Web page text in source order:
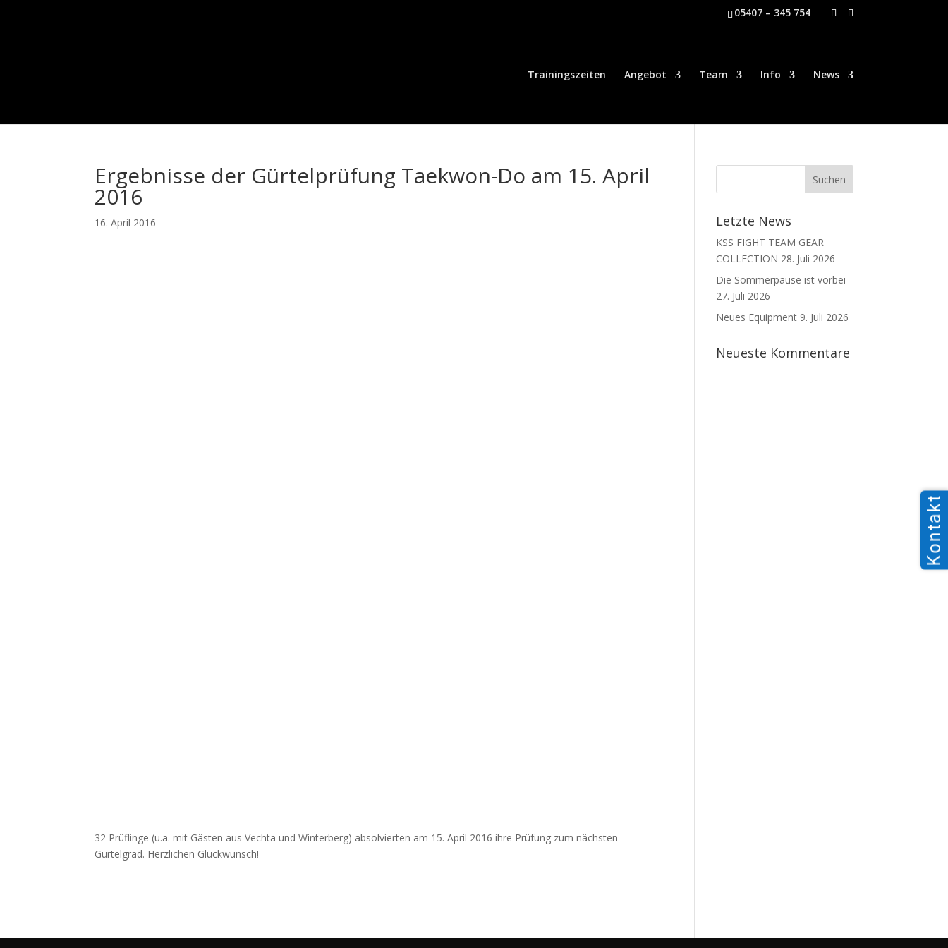
05407 – 345 754
Trainingszeiten Angebot Team Info News
Ergebnisse der Gürtelprüfung Taekwon-Do am 15. April
2016
16. April 2016
32 Prüflinge (u.a. mit Gästen aus Vechta und Winterberg) absolvierten am 15. April 2016 ihre Prüfung zum nächsten
Gürtelgrad. Herzlichen Glückwunsch!
Letzte News
KSS FIGHT TEAM GEAR
COLLECTION 28. Juli 2026
Die Sommerpause ist vorbei
27. Juli 2026
Neues Equipment 9. Juli 2026
Neueste Kommentare
Kontakt